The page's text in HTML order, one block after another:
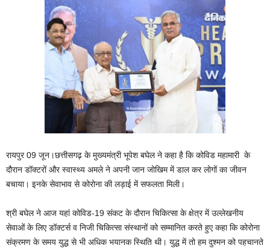
रायपुर 09 जून।छत्तीसगढ़ के मुख्यमंत्री भूपेश बघेल ने कहा है कि कोविड महामारी के
दौरान डॉक्टरों और स्वास्थ्य अमले ने अपनी जान जोखिम में डाल कर लोगों का जीवन
बचाया। इनके सेवाभाव से कोरोना की लड़ाई में सफलता मिली।
श्री बघेल ने आज यहां कोविड-19 संकट के दौरान चिकित्सा के क्षेत्र में उल्लेखनीय
सेवाओं के लिए डॉक्टर्स व निजी चिकित्सा संस्थानों को सम्मानित करते हुए कहा कि कोरोना
संक्रमण के समय युद्ध से भी अधिक भयानक स्थिति थी। युद्ध में तो हम दुश्मन को पहचानते